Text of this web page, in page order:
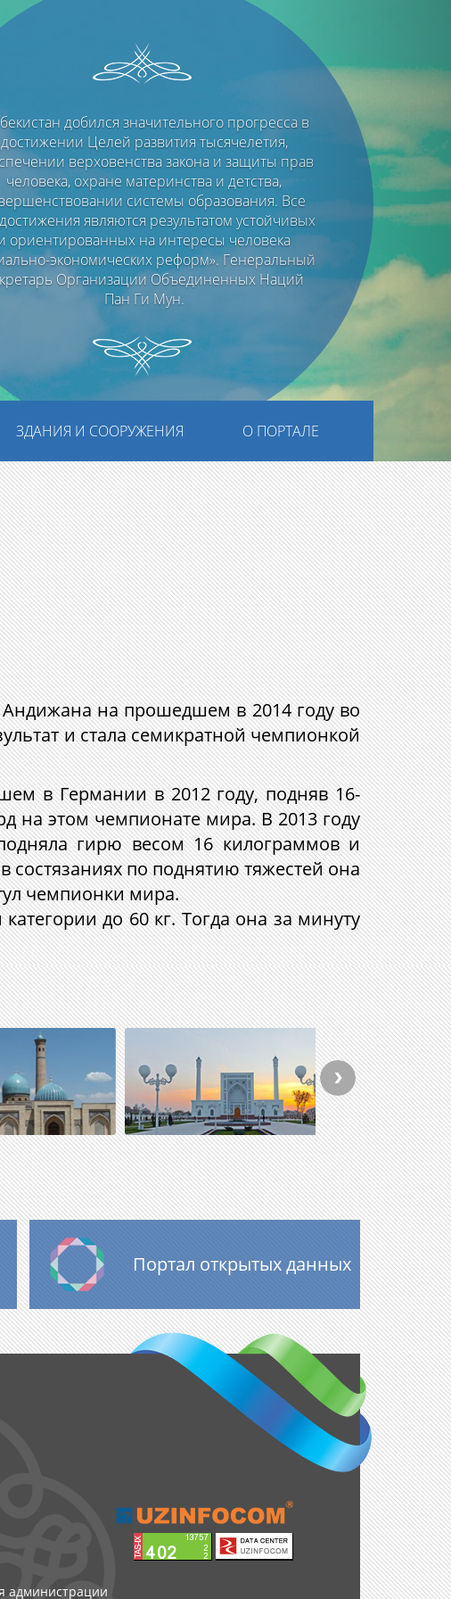
добился значительного прогресса в
достижении Целей развития тысячелетия,
верховенства закона и защиты прав
человека, охране материнства и детства,
системы образования. Все
являются результатом устойчивых
ориентированных на интересы человека
экономических реформ». Генеральный
Организации Объединенных Наций
Пан Ги Мун.
ЗДАНИЯ И СООРУЖЕНИЯ О ПОРТАЛЕ
на прошедшем в 2014 году во
и стала семикратной чемпионкой
в Германии в 2012 году, подняв 16-
на этом чемпионате мира. В 2013 году
гирю весом 16 килограммов и
по поднятию тяжестей она
чемпионки мира.
до 60 кг. Тогда она за минуту
Портал открытых данных
администрации